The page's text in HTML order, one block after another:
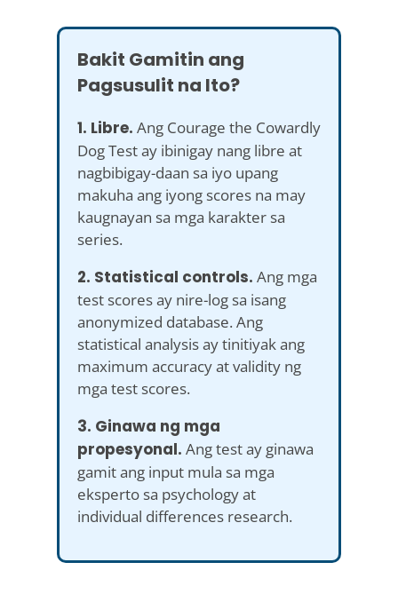
Bakit Gamitin ang
Pagsusulit na Ito?
1. Libre. Ang Courage the Cowardly
Dog Test ay ibinigay nang libre at
nagbibigay-daan sa iyo upang
makuha ang iyong scores na may
kaugnayan sa mga karakter sa
series.
2. Statistical controls. Ang mga
test scores ay nire-log sa isang
anonymized database. Ang
statistical analysis ay tinitiyak ang
maximum accuracy at validity ng
mga test scores.
3. Ginawa ng mga
propesyonal. Ang test ay ginawa
gamit ang input mula sa mga
eksperto sa psychology at
individual differences research.